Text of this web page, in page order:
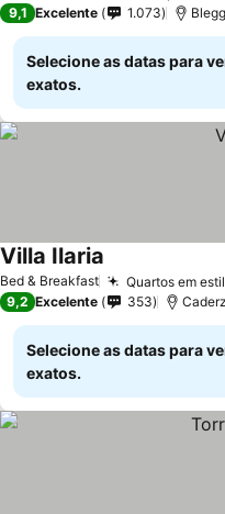
9,1 Excelente 1.073
Selecione as datas para
exatos.
Bed & Breakfast Quartos em
Villa Ilaria
9,2 Excelente 353
Selecione as datas para
exatos.